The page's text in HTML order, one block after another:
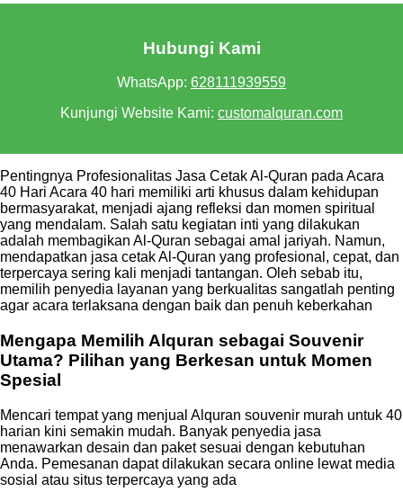
Hubungi Kami
WhatsApp: 628111939559
Kunjungi Website Kami: customalquran.com
Pentingnya Profesionalitas Jasa Cetak Al-Quran pada Acara
40 Hari Acara 40 hari memiliki arti khusus dalam kehidupan
bermasyarakat, menjadi ajang refleksi dan momen spiritual
yang mendalam. Salah satu kegiatan inti yang dilakukan
adalah membagikan Al-Quran sebagai amal jariyah. Namun,
mendapatkan jasa cetak Al-Quran yang profesional, cepat, dan
terpercaya sering kali menjadi tantangan. Oleh sebab itu,
memilih penyedia layanan yang berkualitas sangatlah penting
agar acara terlaksana dengan baik dan penuh keberkahan
Mengapa Memilih Alquran sebagai Souvenir
Utama? Pilihan yang Berkesan untuk Momen
Spesial
Mencari tempat yang menjual Alquran souvenir murah untuk 40
harian kini semakin mudah. Banyak penyedia jasa
menawarkan desain dan paket sesuai dengan kebutuhan
Anda. Pemesanan dapat dilakukan secara online lewat media
sosial atau situs terpercaya yang ada